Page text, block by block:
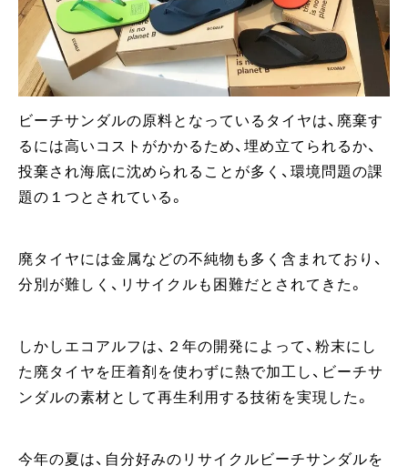
ビーチサンダルの原料となっているタイヤは、廃棄す
るには高いコストがかかるため、埋め立てられるか、
投棄され海底に沈められることが多く、環境問題の課
題の１つとされている。
廃タイヤには金属などの不純物も多く含まれており、
分別が難しく、リサイクルも困難だとされてきた。
しかしエコアルフは、２年の開発によって、粉末にし
た廃タイヤを圧着剤を使わずに熱で加工し、ビーチサ
ンダルの素材として再生利用する技術を実現した。
今年の夏は、自分好みのリサイクルビーチサンダルを